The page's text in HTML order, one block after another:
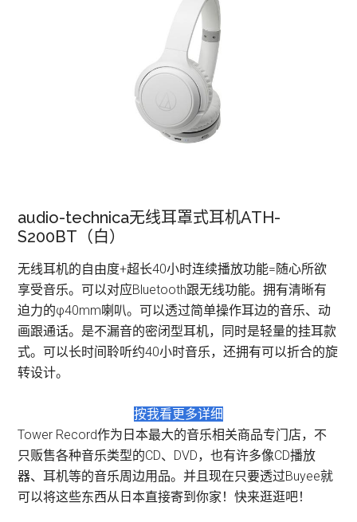
audio-technica无线耳罩式耳机ATH-
S200BT（白）
无线耳机的自由度+超长40小时连续播放功能=随心所欲
享受音乐。可以对应Bluetooth跟无线功能。拥有清晰有
迫力的φ40mm喇叭。可以透过简单操作耳边的音乐、动
画跟通话。是不漏音的密闭型耳机，同时是轻量的挂耳款
式。可以长时间聆听约40小时音乐，还拥有可以折合的旋
转设计。
按我看更多详细
Tower Record作为日本最大的音乐相关商品专门店，不
只贩售各种音乐类型的CD、DVD，也有许多像CD播放
器、耳机等的音乐周边用品。并且现在只要透过Buyee就
可以将这些东西从日本直接寄到你家！快来逛逛吧！